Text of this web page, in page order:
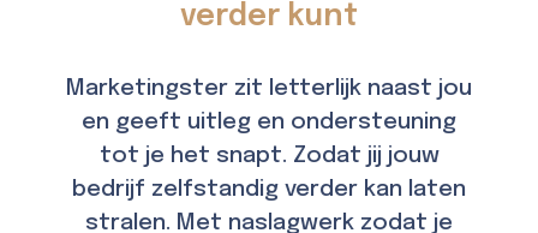
verder kunt
Marketingster zit letterlijk naast jou
en geeft uitleg en ondersteuning
tot je het snapt. Zodat jij jouw
bedrijf zelfstandig verder kan laten
stralen. Met naslagwerk zodat je